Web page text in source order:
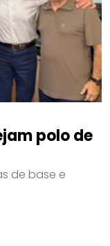
polo de
de base e